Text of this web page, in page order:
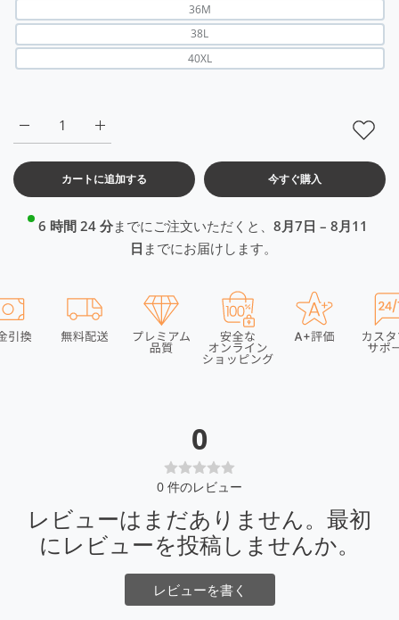
36M
38L
40XL
DriSOFT Ash Blue Vest RWW4003 34Sの数量を増
DriSOFT Ash Blue Vest RWW4003 34Sの数量を増やす
カートに追加する 今すぐ購入
6 時間 24 分までにご注文いただくと、 8月7日 – 8月11
日 までにお届けします。
0
0 件のレビュー
レビューはまだありません。最初
にレビューを投稿しませんか。
レビューを書く